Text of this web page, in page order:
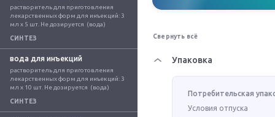
растворитель для приготовления
лекарственных форм для инъекций: 3
мл x 5 шт. Не дозируется  (вода)
СИНТЕЗ
вода для инъекций
растворитель для приготовления
лекарственных форм для инъекций: 3
мл x 10 шт. Не дозируется  (вода)
СИНТЕЗ
Свернуть всё
Упаковка
Потребительская
Условия отпуска